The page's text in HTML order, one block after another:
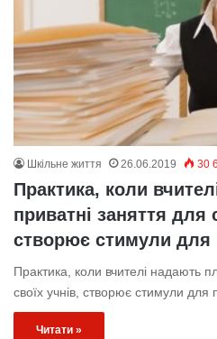
Шкільне життя 26.06.2019 30
Практика, коли
приватні заняття для
створює стимули
Практика, коли вчителі надають
своїх учнів, створює стимули
Читати »